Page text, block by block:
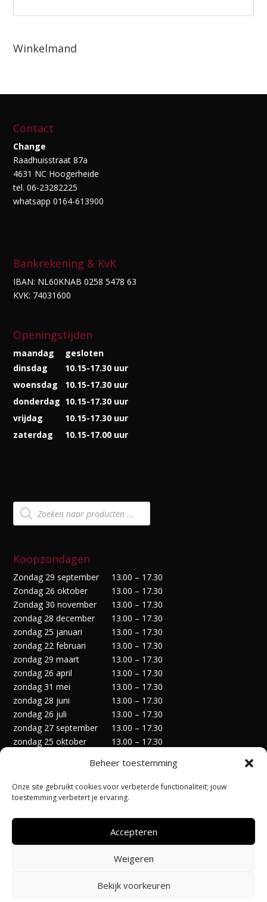
Beheer toestemming
Onze site gebruikt cookies voor verbeterde functionaliteit; jouw
toestemming verbetert je ervaring.
Accepteren
Weigeren
Bekijk voorkeuren
Winkelmand
Contact
Change
Raadhuisstraat 87a
4631 NC Hoogerheide
tel. 06-23282225
whatsapp 0164-613900
Bankrekening & KvK
IBAN: NL60KNAB 0258 5478 63
KVK: 74031600
Openingstijden
maandag
gesloten
dinsdag
10.15-17.30 uur
woensdag
10.15-17.30 uur
donderdag 10.15-17.30 uur
vrijdag
10.15-17.30 uur
zaterdag
10.15-17.00 uur
Producten
zoeken
Koopzondagen
Zondag 29 september
13.00 – 17.30
Zondag 26 oktober
13.00 – 17.30
Zondag 30 november
13.00 – 17.30
zondag 28 december
13.00 – 17.30
zondag 25 januari
13.00 – 17.30
zondag 22 februari
13.00 – 17.30
zondag 29 maart
13.00 – 17.30
zondag 26 april
13.00 – 17.30
zondag 31 mei
13.00 – 17.30
zondag 28 juni
13.00 – 17.30
zondag 26 juli
13.00 – 17.30
zondag 27 september
13.00 – 17.30
zondag 25 oktober
13.00 – 17.30
zondag 27 december
13.00 – 17.30
Privacyverklaring
Algemene Voorwaarden
Cookiebeleid (EU)